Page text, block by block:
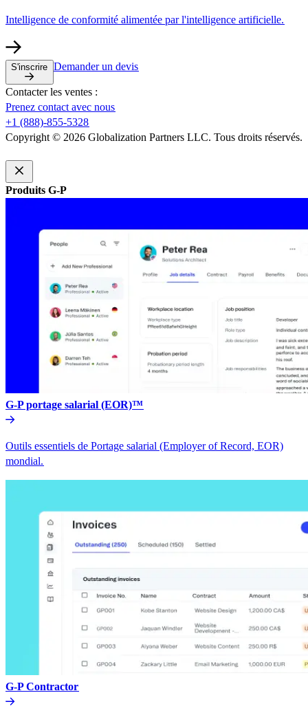
Intelligence de conformité alimentée par l'intelligence artificielle.​​
S'inscrire​​ Demander un devis​​
Contacter les ventes :​​
Prenez contact avec nous​​
+1 (888)-855-5328​​
Copyright © 2026 Globalization Partners LLC. Tous droits réservés.​​
Produits G-P​​
G-P portage salarial (EOR)™​​
Outils essentiels de Portage salarial (Employer of Record, EOR)
mondial.​​
G-P Contractor​​